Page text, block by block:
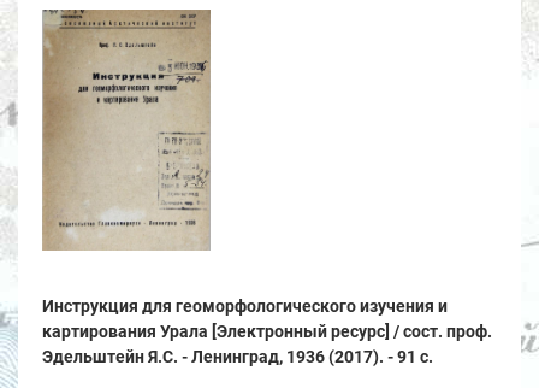
Инструкция для геоморфологического изучения и
картирования Урала [Электронный ресурс] / сост. проф.
Эдельштейн Я.С. - Ленинград, 1936 (2017). - 91 с.